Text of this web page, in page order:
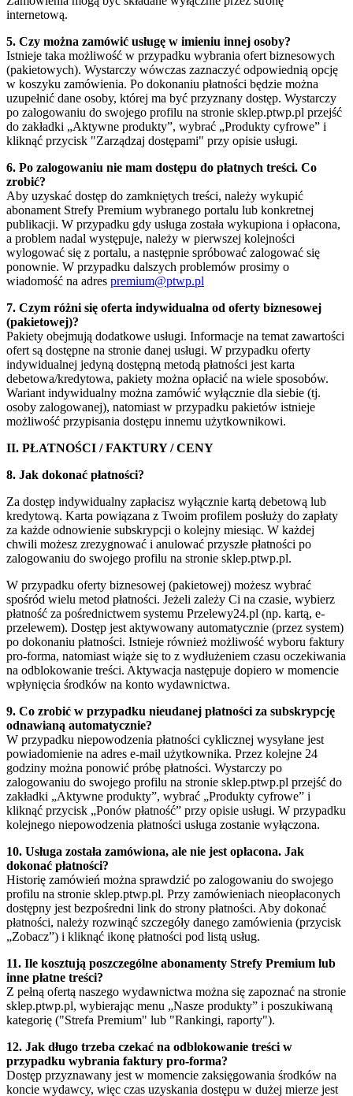
internetową.
5. Czy można zamówić usługę w imieniu innej osoby?
Istnieje taka możliwość w przypadku wybrania ofert biznesowych
(pakietowych). Wystarczy wówczas zaznaczyć odpowiednią opcję
w koszyku zamówienia. Po dokonaniu płatności będzie można
uzupełnić dane osoby, której ma być przyznany dostęp. Wystarczy
po zalogowaniu do swojego profilu na stronie sklep.ptwp.pl przejść
do zakładki „Aktywne produkty”, wybrać „Produkty cyfrowe” i
kliknąć przycisk "Zarządzaj dostępami" przy opisie usługi.
6. Po zalogowaniu nie mam dostępu do płatnych treści. Co
zrobić?
Aby uzyskać dostęp do zamkniętych treści, należy wykupić
abonament Strefy Premium wybranego portalu lub konkretnej
publikacji. W przypadku gdy usługa została wykupiona i opłacona,
a problem nadal występuje, należy w pierwszej kolejności
wylogować się z portalu, a następnie spróbować zalogować się
ponownie. W przypadku dalszych problemów prosimy o
wiadomość na adres premium@ptwp.pl
7. Czym różni się oferta indywidualna od oferty biznesowej
(pakietowej)?
Pakiety obejmują dodatkowe usługi. Informacje na temat zawartości
ofert są dostępne na stronie danej usługi. W przypadku oferty
indywidualnej jedyną dostępną metodą płatności jest karta
debetowa/kredytowa, pakiety można opłacić na wiele sposobów.
Wariant indywidualny można zamówić wyłącznie dla siebie (tj.
osoby zalogowanej), natomiast w przypadku pakietów istnieje
możliwość przypisania dostępu innemu użytkownikowi.
II. PŁATNOŚCI / FAKTURY / CENY
8. Jak dokonać płatności?
Za dostęp indywidualny zapłacisz wyłącznie kartą debetową lub
kredytową. Karta powiązana z Twoim profilem posłuży do zapłaty
za każde odnowienie subskrypcji o kolejny miesiąc. W każdej
chwili możesz zrezygnować i anulować przyszłe płatności po
zalogowaniu do swojego profilu na stronie sklep.ptwp.pl.
W przypadku oferty biznesowej (pakietowej) możesz wybrać
spośród wielu metod płatności. Jeżeli zależy Ci na czasie, wybierz
płatność za pośrednictwem systemu Przelewy24.pl (np. kartą, e-
przelewem). Dostęp jest aktywowany automatycznie (przez system)
po dokonaniu płatności. Istnieje również możliwość wyboru faktury
pro-forma, natomiast wiąże się to z wydłużeniem czasu oczekiwania
na odblokowanie treści. Aktywacja następuje dopiero w momencie
wpłynięcia środków na konto wydawnictwa.
9. Co zrobić w przypadku nieudanej płatności za subskrypcję
odnawianą automatycznie?
W przypadku niepowodzenia płatności cyklicznej wysyłane jest
powiadomienie na adres e-mail użytkownika. Przez kolejne 24
godziny można ponowić próbę płatności. Wystarczy po
zalogowaniu do swojego profilu na stronie sklep.ptwp.pl przejść do
zakładki „Aktywne produkty”, wybrać „Produkty cyfrowe” i
kliknąć przycisk „Ponów płatność” przy opisie usługi. W przypadku
kolejnego niepowodzenia płatności usługa zostanie wyłączona.
10. Usługa została zamówiona, ale nie jest opłacona. Jak
dokonać płatności?
Historię zamówień można sprawdzić po zalogowaniu do swojego
profilu na stronie sklep.ptwp.pl. Przy zamówieniach nieopłaconych
dostępny jest bezpośredni link do strony płatności. Aby dokonać
płatności, należy rozwinąć szczegóły danego zamówienia (przycisk
„Zobacz”) i kliknąć ikonę płatności pod listą usług.
11. Ile kosztują poszczególne abonamenty Strefy Premium lub
inne płatne treści?
Z pełną ofertą naszego wydawnictwa można się zapoznać na stronie
sklep.ptwp.pl, wybierając menu „Nasze produkty” i poszukiwaną
kategorię ("Strefa Premium" lub "Rankingi, raporty").
12. Jak długo trzeba czekać na odblokowanie treści w
przypadku wybrania faktury pro-forma?
Dostęp przyznawany jest w momencie zaksięgowania środków na
koncie wydawcy, więc czas uzyskania dostępu w dużej mierze jest